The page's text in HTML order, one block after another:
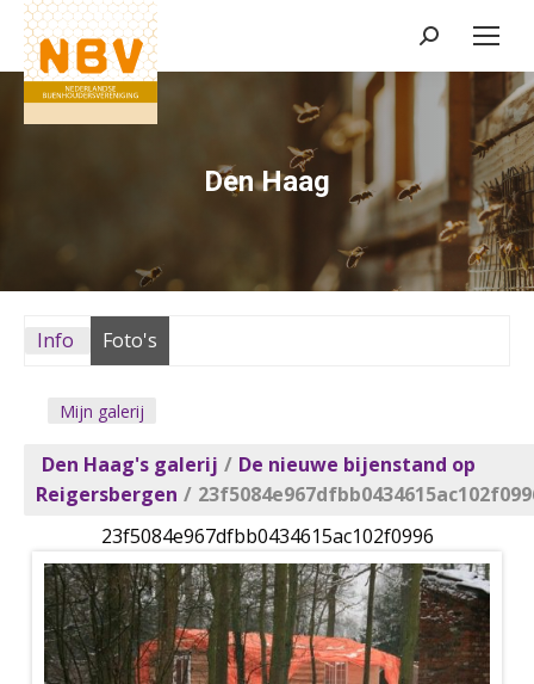
Zoeken:
Den Haag
Info Foto's
Mijn galerij
Den Haag's galerij / De nieuwe bijenstand op
Reigersbergen /
23f5084e967dfbb0434615ac102f0996